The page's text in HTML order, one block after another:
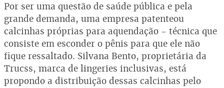
Por ser uma questão de saúde pública e pela
grande demanda, uma empresa patenteou
calcinhas próprias para aquendação - técnica que
consiste em esconder o pênis para que ele não
fique ressaltado. Silvana Bento, proprietária da
Trucss, marca de lingeries inclusivas, está
propondo a distribuição dessas calcinhas pelo